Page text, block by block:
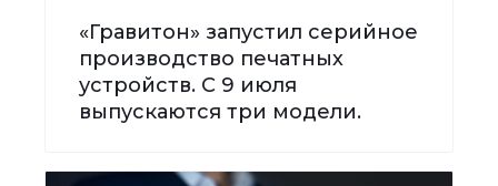
«Гравитон» запустил серийное
производство печатных
устройств. С 9 июля
выпускаются три модели.